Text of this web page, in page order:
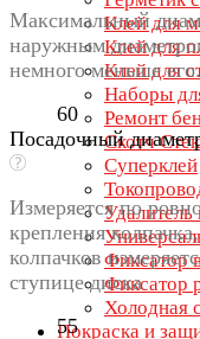
Клей для
Клей для
Клей для
Наборы
Ремонт
Скотч
Суперклей
Удалитель
Фиксатор
Фиксатор
Холодная
Покраска и
Максимальный
наружным
немного меньше его.
60
Посадочный
Измеряется по
крепления
колпачков
ступице диска
55